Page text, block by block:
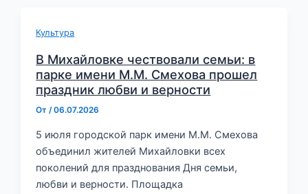
Культура
В Михайловке чествовали семьи: в
парке имени М.М. Смехова прошел
праздник любви и верности
От/06.07.2026
5 июля городской парк имени М.М. Смехова
объединил жителей Михайловки всех
поколений для празднования Дня семьи,
любви и верности. Площадка